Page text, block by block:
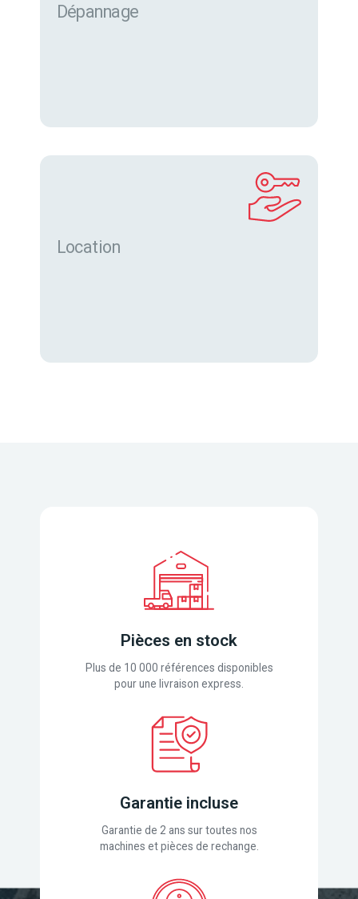
Dépannage
Location
Pièces en stock
Plus de 10 000 références disponibles
pour une livraison express.
Garantie incluse
Garantie de 2 ans sur toutes nos
machines et pièces de rechange.